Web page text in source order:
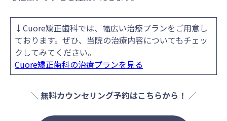
↓Cuore矯正歯科では、幅広い治療プランをご用意し
ております。ぜひ、当院の治療内容についてもチェッ
クしてみてください。
Cuore矯正歯科の治療プランを見る
＼ 無料カウンセリング予約はこちらから！ ／